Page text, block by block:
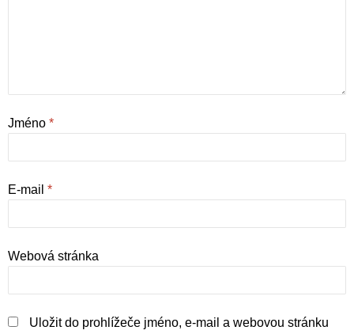
Jméno *
E-mail *
Webová stránka
Uložit do prohlížeče jméno, e-mail a webovou stránku